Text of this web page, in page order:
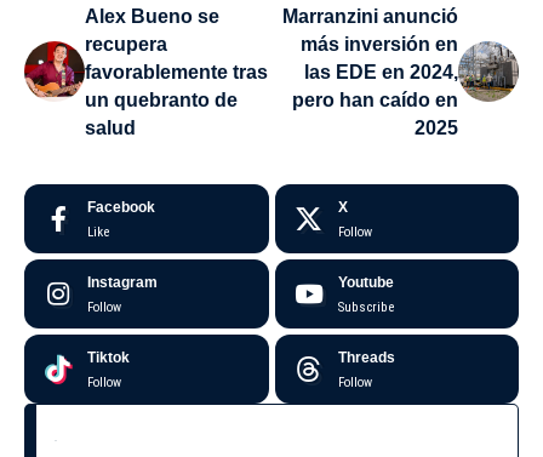
Alex Bueno se
recupera
favorablemente tras
un quebranto de
salud
Marranzini anunció
más inversión en
las EDE en 2024,
pero han caído en
2025
Facebook
Like
X
Follow
Instagram
Follow
Youtube
Subscribe
Tiktok
Follow
Threads
Follow